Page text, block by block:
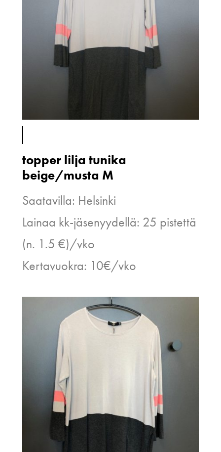
topper lilja tunika
beige/musta M
Saatavilla: Helsinki
Lainaa kk-jäsenyydellä: 25 pistettä
(n. 1.5 €)/vko
Kertavuokra: 10€/vko